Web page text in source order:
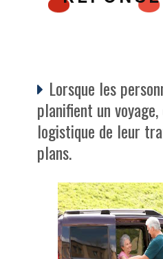
Lorsque les
planifient un
logistique de leur
plans.